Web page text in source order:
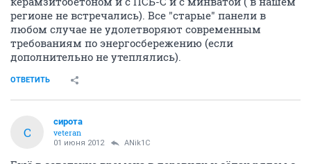
регионе не встречались). Все "старые" панели в
любом случае не удолетворяют современным
требованиям по энергосбережению (если
дополнительно не утеплялись).
ОТВЕТИТЬ
С
сирота
veteran
01 июня 2012 ANik1C